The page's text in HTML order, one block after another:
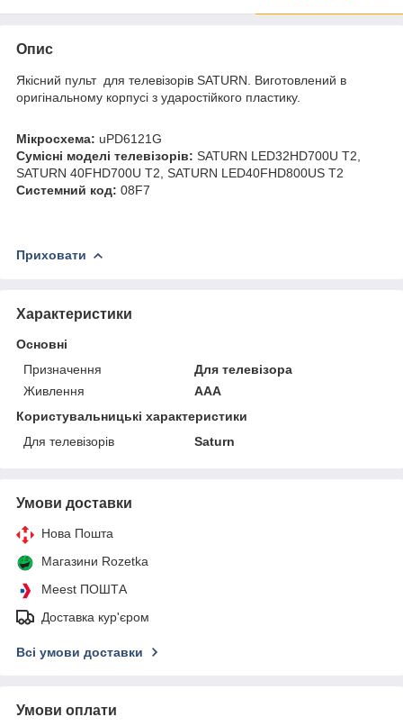
Опис
Якісний пульт для телевізорів SATURN. Виготовлений в
оригінальному корпусі з ударостійкого пластику.
Мікросхема: uPD6121G
Сумісні моделі телевізорів: SATURN LED32HD700U T2,
SATURN 40FHD700U T2, SATURN LED40FHD800US T2
Системний код: 08F7
Приховати
Характеристики
Основні
Призначення
Для телевізора
Живлення
AAA
Користувальницькі характеристики
Для телевізорів
Saturn
Умови доставки
Нова Пошта
Магазини Rozetka
Meest ПОШТА
Доставка кур'єром
Всі умови доставки
Умови оплати